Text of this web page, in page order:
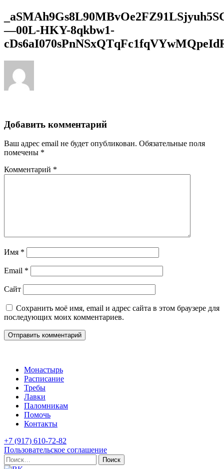
—00L-HKY-8qkbw1-
Добавить комментарий
Ваш адрес email не будет опубликован. Обязательные поля
помечены *
Комментарий *
Имя *
Email *
Сайт
Сохранить моё имя, email и адрес сайта в этом браузере для
последующих моих комментариев.
Монастырь
Расписание
Требы
Лавки
Паломникам
Помочь
Контакты
+7 (917) 610-72-82
Пользовательское соглашение
Найти: